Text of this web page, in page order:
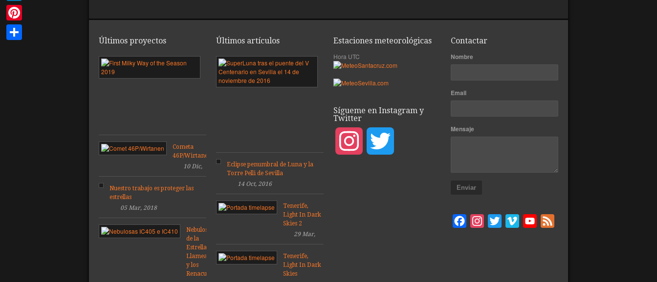
Últimos proyectos
Primera
Láctea
Cometa
46P/Wirtanen
10 Dic,
2018
Nuestro trabajo es proteger las
estrellas
05 Mar, 2018
Nebulosas
de la
Estrella
Llameante
y los
Renacuajos
Últimos artículos
SuperLuna
sobre
puente
Centenario,
Sevilla
2016
Dic,
Eclipse penumbral de Luna y la
Torre Pelli de Sevilla
14 Oct, 2016
Tenerife,
Light In Dark
Skies 2
29 Mar,
2014
Tenerife,
Light In Dark
Skies
Estaciones meteorológicas
Hora UTC
Sígueme en Instagram y
Twitter
Instagram
Contactar
Nombre
Email
Mensaje
Enviar
FacebookInstagram
Twitter Vimeo YouTube
LinkedIn
Pinterest